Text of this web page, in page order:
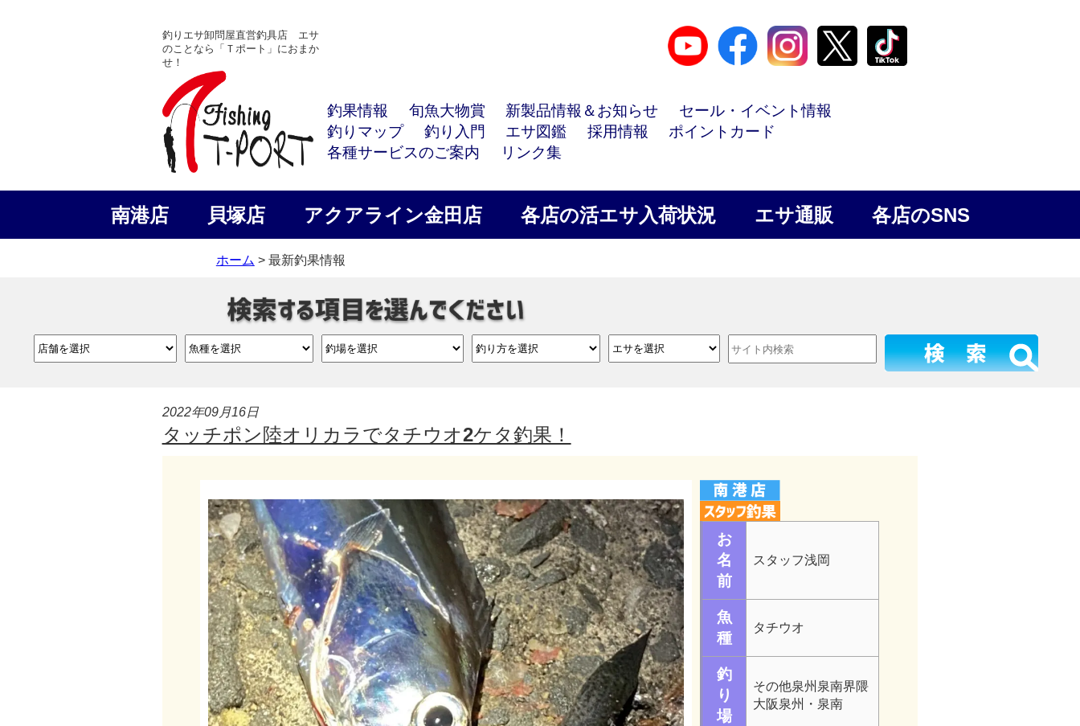
釣りエサ卸問屋直営釣具店 エサ
のことなら「Ｔポート」におまか
せ！
釣果情報 旬魚大物賞 新製品情報＆お知らせ
セール・イベント情報
釣りマップ
釣り入門 エサ図鑑 採用情報
ポイントカード
各種サービスのご案内
リンク集
南港店 貝塚店 アクアライン金田店 各店の活エサ入荷状況 エサ通販 各店のSNS
ホーム > 最新釣果情報
2022年09月16日
タッチポン陸オリカラでタチウオ2ケタ釣果！
お
名
前
スタッフ浅岡
魚
種
タチウオ
釣
り
場
その他泉州泉南界隈
大阪泉州・泉南